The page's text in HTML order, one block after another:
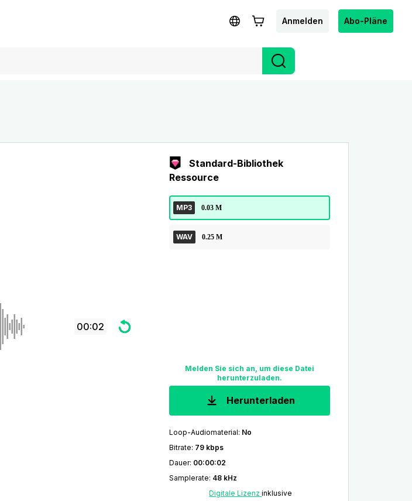
Anmelden Abo-Pläne
00:02
Standard-Bibliothek
Ressource
MP3 0.03 M
WAV 0.25 M
Melden Sie sich an, um diese Datei
herunterzuladen.
Herunterladen
Loop-Audiomaterial: No
Bitrate: 79 kbps
Dauer: 00:00:02
Samplerate: 48 kHz
Digitale Lizenzinklusive